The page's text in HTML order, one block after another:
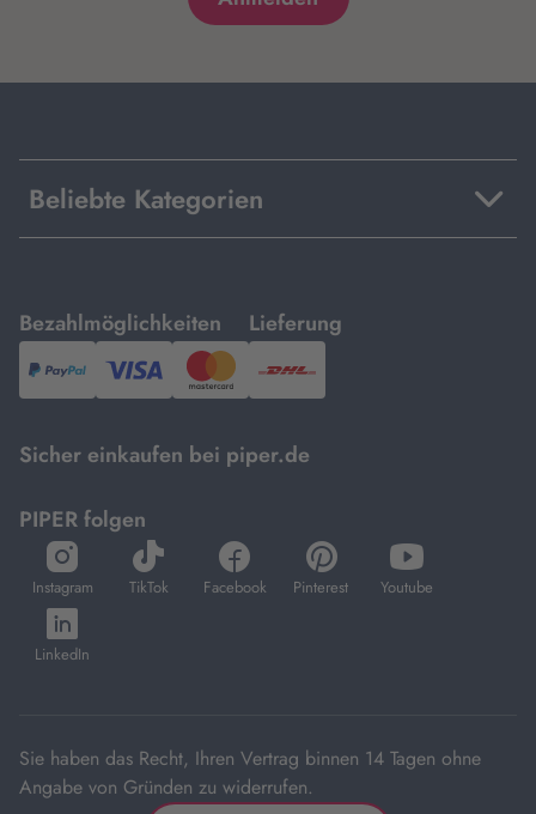
Beliebte Kategorien
Bezahlmöglichkeiten
mit
PayPal,Visa
und
Lieferung
mit
DHL.
Sicher einkaufen bei piper.de
PIPER folgen
Instagram
öffnet
in
neuem
Tab
TikTok
öffnet
in
Facebook
öffnet
in
Pinterest
öffnet
in
Youtube
öffnet
in
LinkedIn
öffnet
in
Sie haben das Recht, Ihren Vertrag binnen 14 Tagen ohne
Angabe von Gründen zu widerrufen.